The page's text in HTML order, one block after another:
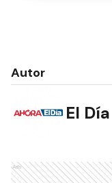
Autor
El
Ads